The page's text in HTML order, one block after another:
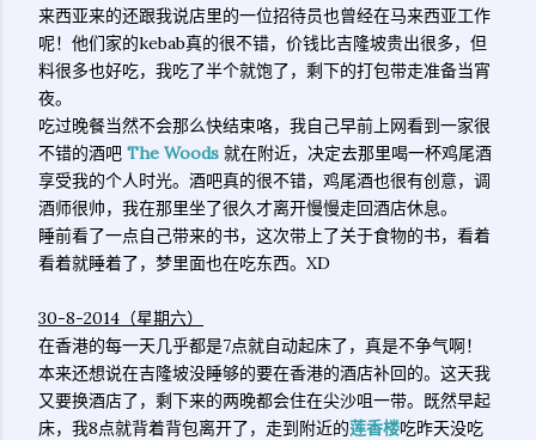
来西亚来的还跟我说店里的一位招待员也曾经在马来西亚工作
呢！他们家的kebab真的很不错，价钱比吉隆坡贵出很多，但
料很多也好吃，我吃了半个就饱了，剩下的打包带走准备当宵
夜。
吃过晚餐当然不会那么快结束咯，我自己早前上网看到一家很
不错的酒吧 The Woods 就在附近，决定去那里喝一杯鸡尾酒
享受我的个人时光。酒吧真的很不错，鸡尾酒也很有创意，调
酒师很帅，我在那里坐了很久才离开慢慢走回酒店休息。
睡前看了一点自己带来的书，这次带上了关于食物的书，看着
看着就睡着了，梦里面也在吃东西。XD
30-8-2014（星期六）
在香港的每一天几乎都是7点就自动起床了，真是不争气啊！
本来还想说在吉隆坡没睡够的要在香港的酒店补回的。这天我
又要换酒店了，剩下来的两晚都会住在尖沙咀一带。既然早起
床，我8点就背着背包离开了，走到附近的莲香楼吃昨天没吃